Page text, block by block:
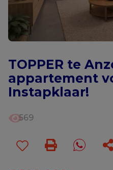
TOPPER te
appartement
Instapklaar!
569